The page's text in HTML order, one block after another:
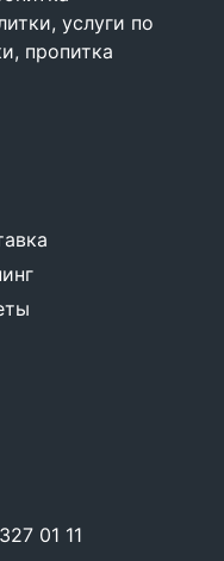
услуги по
пропитка
01 11